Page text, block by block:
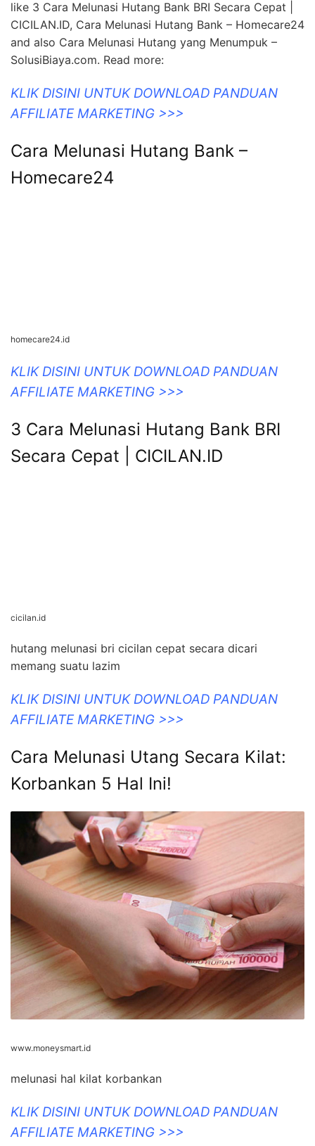
like 3 Cara Melunasi Hutang Bank BRI Secara Cepat |
CICILAN.ID, Cara Melunasi Hutang Bank – Homecare24
and also Cara Melunasi Hutang yang Menumpuk –
SolusiBiaya.com. Read more:
KLIK DISINI UNTUK DOWNLOAD PANDUAN
AFFILIATE MARKETING >>>
Cara Melunasi Hutang Bank –
Homecare24
homecare24.id
KLIK DISINI UNTUK DOWNLOAD PANDUAN
AFFILIATE MARKETING >>>
3 Cara Melunasi Hutang Bank BRI
Secara Cepat | CICILAN.ID
cicilan.id
hutang melunasi bri cicilan cepat secara dicari
memang suatu lazim
KLIK DISINI UNTUK DOWNLOAD PANDUAN
AFFILIATE MARKETING >>>
Cara Melunasi Utang Secara Kilat:
Korbankan 5 Hal Ini!
www.moneysmart.id
melunasi hal kilat korbankan
KLIK DISINI UNTUK DOWNLOAD PANDUAN
AFFILIATE MARKETING >>>